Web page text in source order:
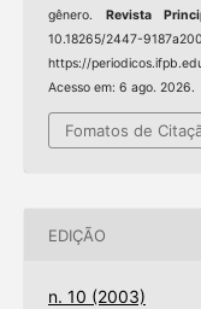
gênero. Revista
10.18265/2447-
https://
Acesso em: 6 ago. 2026.
Fomatos de
EDIÇÃO
n. 10 (2003)